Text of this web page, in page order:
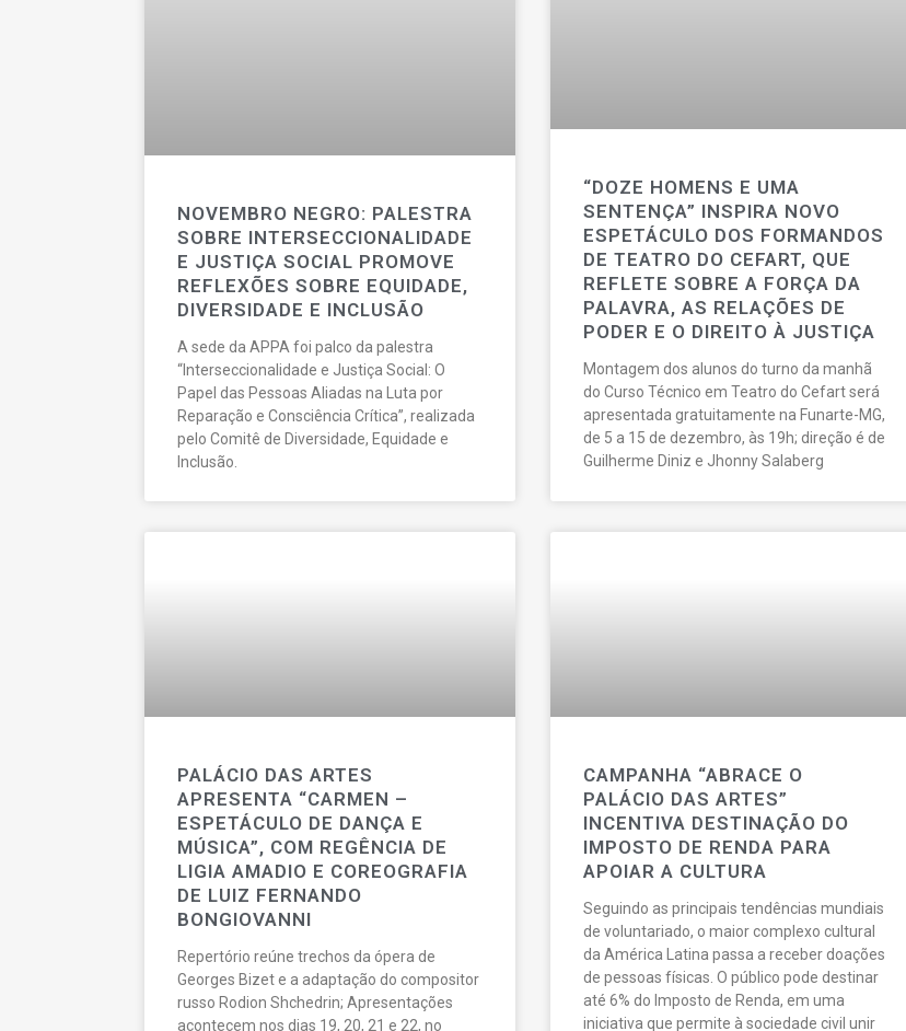
NOVEMBRO NEGRO: PALESTRA
SOBRE INTERSECCIONALIDADE
E JUSTIÇA SOCIAL PROMOVE
REFLEXÕES SOBRE EQUIDADE,
DIVERSIDADE E INCLUSÃO
A sede da APPA foi palco da palestra
“Interseccionalidade e Justiça Social: O
Papel das Pessoas Aliadas na Luta por
Reparação e Consciência Crítica”, realizada
pelo Comitê de Diversidade, Equidade e
Inclusão.
“DOZE HOMENS E UMA
SENTENÇA” INSPIRA NOVO
ESPETÁCULO DOS FORMANDOS
DE TEATRO DO CEFART, QUE
REFLETE SOBRE A FORÇA DA
PALAVRA, AS RELAÇÕES DE
PODER E O DIREITO À JUSTIÇA
Montagem dos alunos do turno da manhã
do Curso Técnico em Teatro do Cefart será
apresentada gratuitamente na Funarte-MG,
de 5 a 15 de dezembro, às 19h; direção é de
Guilherme Diniz e Jhonny Salaberg
PALÁCIO DAS ARTES
APRESENTA “CARMEN –
ESPETÁCULO DE DANÇA E
MÚSICA”, COM REGÊNCIA DE
LIGIA AMADIO E COREOGRAFIA
DE LUIZ FERNANDO
BONGIOVANNI
Repertório reúne trechos da ópera de
Georges Bizet e a adaptação do compositor
russo Rodion Shchedrin; Apresentações
acontecem nos dias 19, 20, 21 e 22, no
CAMPANHA “ABRACE O
PALÁCIO DAS ARTES”
INCENTIVA DESTINAÇÃO DO
IMPOSTO DE RENDA PARA
APOIAR A CULTURA
Seguindo as principais tendências mundiais
de voluntariado, o maior complexo cultural
da América Latina passa a receber doações
de pessoas físicas. O público pode destinar
até 6% do Imposto de Renda, em uma
iniciativa que permite à sociedade civil unir